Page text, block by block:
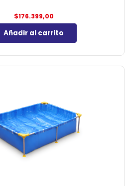
$176.399,00
Añadir al carrito